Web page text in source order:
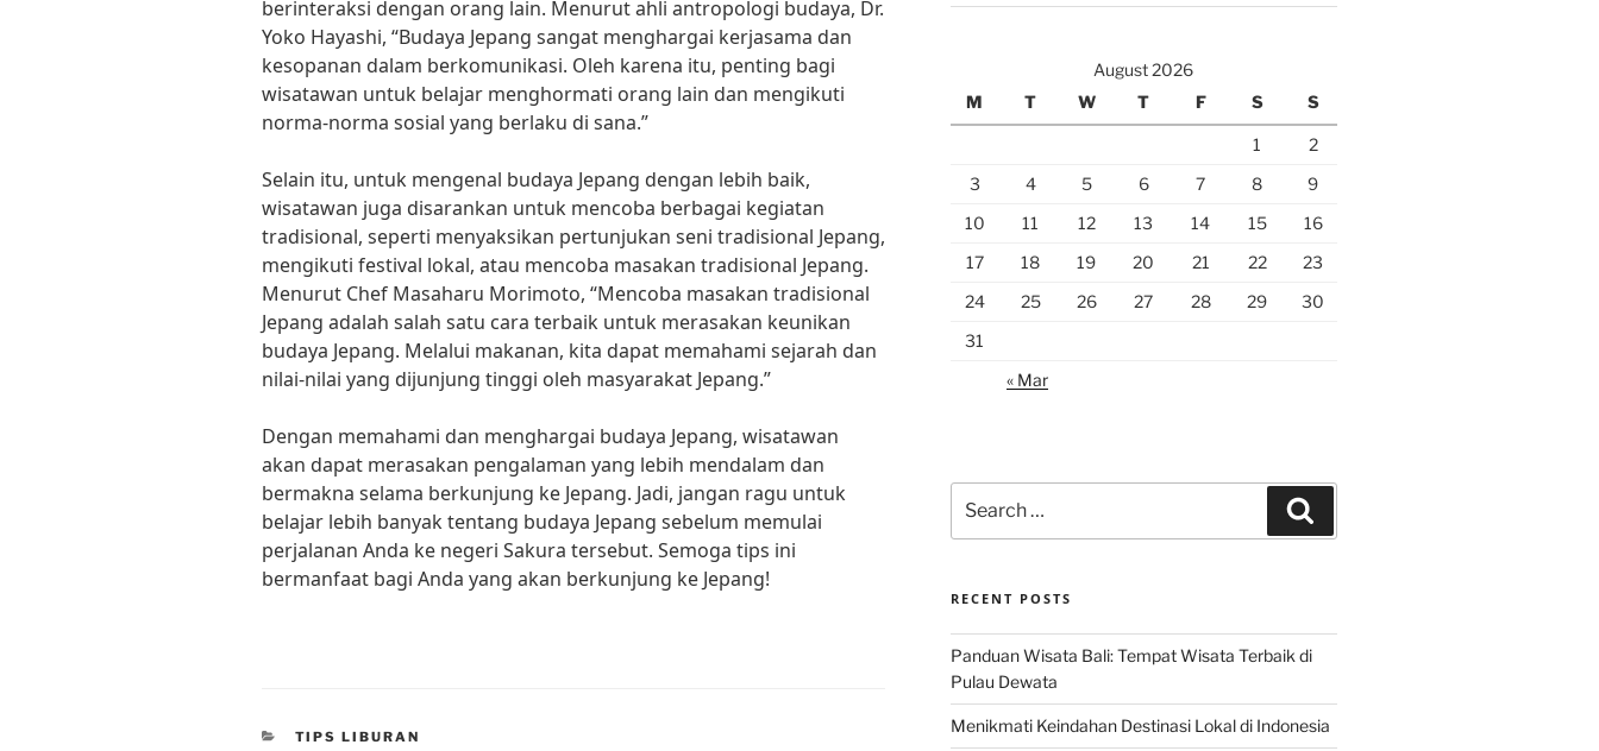
berinteraksi dengan orang lain. Menurut ahli antropologi budaya, Dr.
Yoko Hayashi, “Budaya Jepang sangat menghargai kerjasama dan
kesopanan dalam berkomunikasi. Oleh karena itu, penting bagi
wisatawan untuk belajar menghormati orang lain dan mengikuti
norma-norma sosial yang berlaku di sana.”
Selain itu, untuk mengenal budaya Jepang dengan lebih baik,
wisatawan juga disarankan untuk mencoba berbagai kegiatan
tradisional, seperti menyaksikan pertunjukan seni tradisional Jepang,
mengikuti festival lokal, atau mencoba masakan tradisional Jepang.
Menurut Chef Masaharu Morimoto, “Mencoba masakan tradisional
Jepang adalah salah satu cara terbaik untuk merasakan keunikan
budaya Jepang. Melalui makanan, kita dapat memahami sejarah dan
nilai-nilai yang dijunjung tinggi oleh masyarakat Jepang.”
Dengan memahami dan menghargai budaya Jepang, wisatawan
akan dapat merasakan pengalaman yang lebih mendalam dan
bermakna selama berkunjung ke Jepang. Jadi, jangan ragu untuk
belajar lebih banyak tentang budaya Jepang sebelum memulai
perjalanan Anda ke negeri Sakura tersebut. Semoga tips ini
bermanfaat bagi Anda yang akan berkunjung ke Jepang!
CATEGORIES
TIPS LIBURAN
August 2026
M
T W T F S S
1
2
3
4 5 6 7 8
9
10
11 12 13 14 15
16
17
18 19 20 21 22
23
24
25 26 27 28 29
30
31
« Mar
for:
RECENT POSTS
Panduan Wisata Bali: Tempat Wisata Terbaik di
Pulau Dewata
Menikmati Keindahan Destinasi Lokal di Indonesia